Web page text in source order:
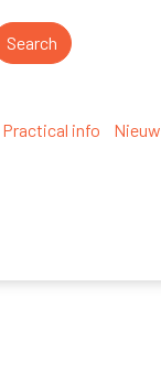
Practical info